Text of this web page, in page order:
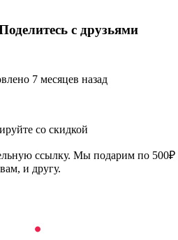
с друзьями
7 месяцев назад
со скидкой
ссылку. Мы подарим по 500₽
и другу.